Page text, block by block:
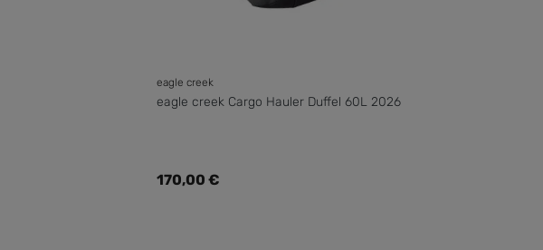
eagle creek
eagle creek Cargo Hauler Duffel 60L 2026
Regulärer Preis:
170,00 €